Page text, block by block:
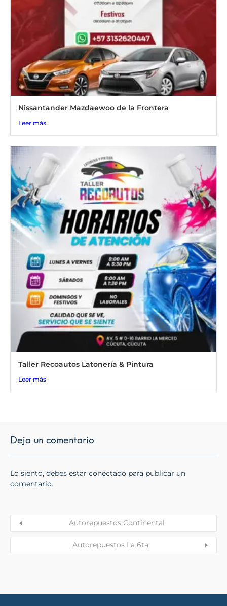
Nissantander Mazdaewoo de la Frontera
Leer más
Taller Recoautos Latonería & Pintura
Leer más
Deja un comentario
Lo siento, debes estar conectado para publicar un
comentario.
Autorepuestos Continental
Autorepuestos La 6ta